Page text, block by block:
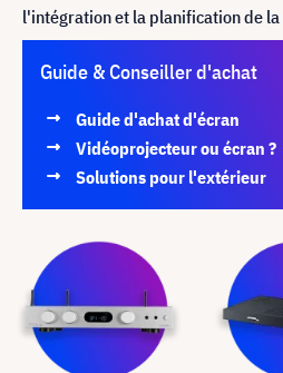
l'intégration et la planification de
Guide & Conseiller d'achat
Guide d'achat d'écran
Vidéoprojecteur ou écran ?
Solutions pour l'extérieur